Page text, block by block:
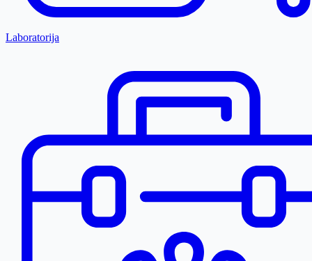
Laboratorija